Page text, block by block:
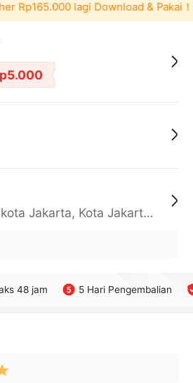
lagi Download & Pakai！
Daerah Khusus Ibukota Jakarta, Kota Jakarta Barat, Cengkareng, yy
48 jam 5 Hari Pengembalian